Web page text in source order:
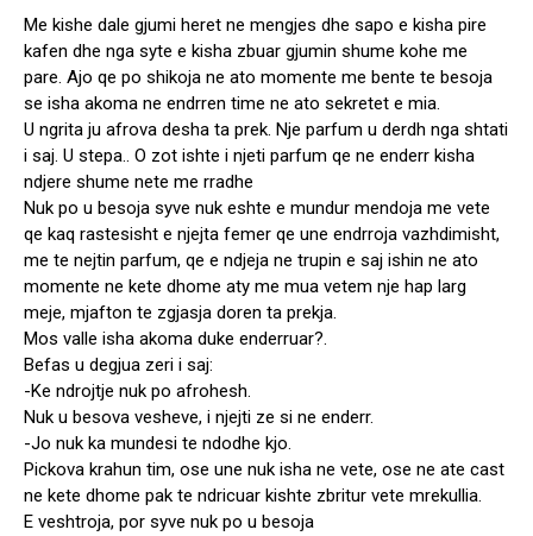
Me kishe dale gjumi heret ne mengjes dhe sapo e kisha pire
kafen dhe nga syte e kisha zbuar gjumin shume kohe me
pare. Ajo qe po shikoja ne ato momente me bente te besoja
se isha akoma ne endrren time ne ato sekretet e mia.
U ngrita ju afrova desha ta prek. Nje parfum u derdh nga shtati
i saj. U stepa.. O zot ishte i njeti parfum qe ne enderr kisha
ndjere shume nete me rradhe
Nuk po u besoja syve nuk eshte e mundur mendoja me vete
qe kaq rastesisht e njejta femer qe une endrroja vazhdimisht,
me te nejtin parfum, qe e ndjeja ne trupin e saj ishin ne ato
momente ne kete dhome aty me mua vetem nje hap larg
meje, mjafton te zgjasja doren ta prekja.
Mos valle isha akoma duke enderruar?.
Befas u degjua zeri i saj:
-Ke ndrojtje nuk po afrohesh.
Nuk u besova vesheve, i njejti ze si ne enderr.
-Jo nuk ka mundesi te ndodhe kjo.
Pickova krahun tim, ose une nuk isha ne vete, ose ne ate cast
ne kete dhome pak te ndricuar kishte zbritur vete mrekullia.
E veshtroja, por syve nuk po u besoja